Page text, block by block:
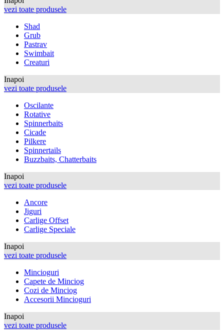
vezi toate produsele
Shad
Grub
Pastrav
Swimbait
Creaturi
Inapoi
vezi toate produsele
Oscilante
Rotative
Spinnerbaits
Cicade
Pilkere
Spinnertails
Buzzbaits, Chatterbaits
Inapoi
vezi toate produsele
Ancore
Jiguri
Carlige Offset
Carlige Speciale
Inapoi
vezi toate produsele
Mincioguri
Capete de Minciog
Cozi de Minciog
Accesorii Mincioguri
Inapoi
vezi toate produsele